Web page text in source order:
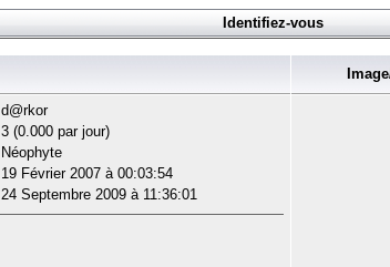
Programmation
Stéganographie
Wargame
Identifiez-vous
d@rkor
3 (0.000 par jour)
Néophyte
19 Février 2007 à 00:03:54
24 Septembre 2009 à 11:36:01